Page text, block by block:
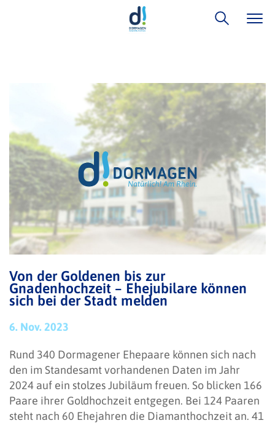
Von der Goldenen bis zur
Gnadenhochzeit – Ehejubilare können
sich bei der Stadt melden
6. Nov. 2023
Rund 340 Dormagener Ehepaare können sich nach
den im Standesamt vorhandenen Daten im Jahr
2024 auf ein stolzes Jubiläum freuen. So blicken 166
Paare ihrer Goldhochzeit entgegen. Bei 124 Paaren
steht nach 60 Ehejahren die Diamanthochzeit an. 41